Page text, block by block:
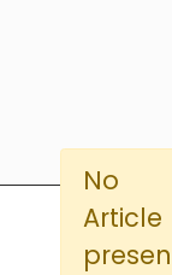
No
Article